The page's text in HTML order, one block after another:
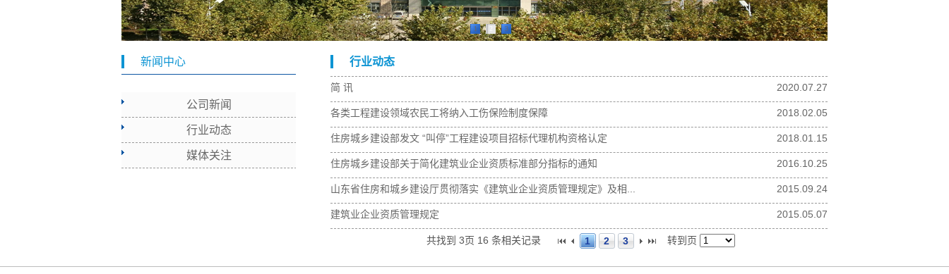
1 3
新闻中心
公司新闻
行业动态
媒体关注
行业动态
简 讯 2020.07.27
各类工程建设领域农民工将纳入工伤保险制度保障 2018.02.05
住房城乡建设部发文 “叫停”工程建设项目招标代理机构资格认定 2018.01.15
住房城乡建设部关于简化建筑业企业资质标准部分指标的通知 2016.10.25
山东省住房和城乡建设厅贯彻落实《建筑业企业资质管理规定》及相... 2015.09.24
建筑业企业资质管理规定 2015.05.07
共找到 3页 16 条相关记录 1 2 3 转到页